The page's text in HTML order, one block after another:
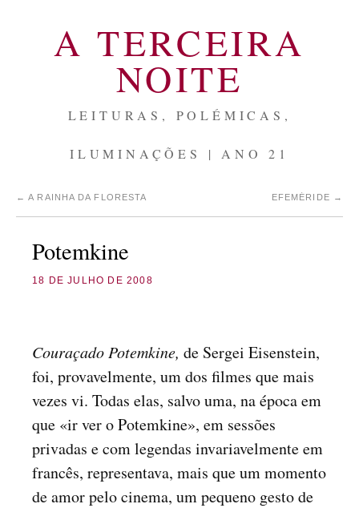
A TERCEIRA
NOITE
LEITURAS, POLÉMICAS,
ILUMINAÇÕES | ANO 21
← A RAINHA DA FLORESTA EFEMÉRIDE →
Potemkine
18 DE JULHO DE 2008
Couraçado Potemkine, de Sergei Eisenstein,
foi, provavelmente, um dos filmes que mais
vezes vi. Todas elas, salvo uma, na época em
que «ir ver o Potemkine», em sessões
privadas e com legendas invariavelmente em
francês, representava, mais que um momento
de amor pelo cinema, um pequeno gesto de